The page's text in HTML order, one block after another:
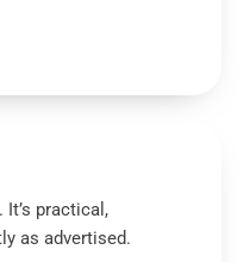
practical,
as advertised.